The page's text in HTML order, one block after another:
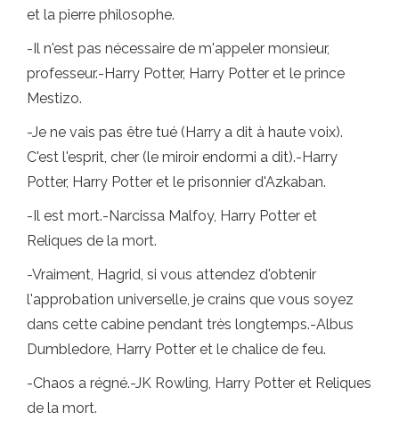
et la pierre philosophe.
-Il n'est pas nécessaire de m'appeler monsieur,
professeur.-Harry Potter, Harry Potter et le prince
Mestizo.
-Je ne vais pas être tué (Harry a dit à haute voix).
C'est l'esprit, cher (le miroir endormi a dit).-Harry
Potter, Harry Potter et le prisonnier d'Azkaban.
-Il est mort.-Narcissa Malfoy, Harry Potter et
Reliques de la mort.
-Vraiment, Hagrid, si vous attendez d'obtenir
l'approbation universelle, je crains que vous soyez
dans cette cabine pendant très longtemps.-Albus
Dumbledore, Harry Potter et le chalice de feu.
-Chaos a régné.-JK Rowling, Harry Potter et Reliques
de la mort.